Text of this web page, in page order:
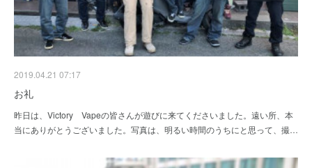
2019.04.21 07:17
お礼
昨日は、Victory Vapeの皆さんが遊びに来てくださいました。遠い所、本
当にありがとうございました。写真は、明るい時間のうちにと思って、撮…